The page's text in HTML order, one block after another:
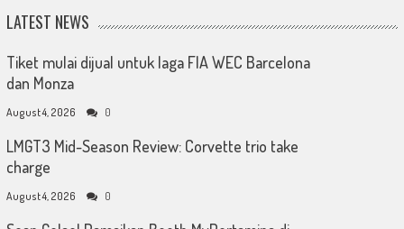
LATEST NEWS
Tiket mulai dijual untuk laga FIA WEC Barcelona
dan Monza
August 4, 2026 0
LMGT3 Mid-Season Review: Corvette trio take
charge
August 4, 2026 0